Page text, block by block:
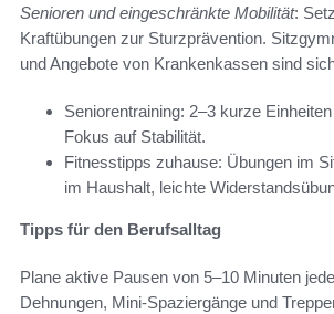
Senioren und eingeschränkte Mobilität:
Kraftübungen zur Sturzprävention.
und Angebote von Krankenkassen sind
Seniorentraining: 2–3 kurze
Fokus auf Stabilität.
Fitnesstipps zuhause: Übungen im
im Haushalt, leichte
Tipps für den Berufsalltag
Plane aktive Pausen von 5–10 Minuten
Dehnungen, Mini-Spaziergänge und